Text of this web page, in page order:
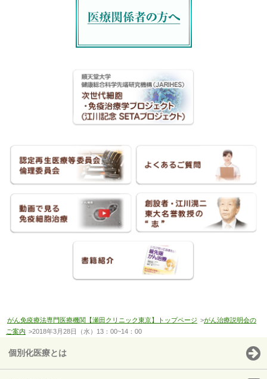
がん免疫療法専門医療機関【瀬田クリニック東京】トップページ >がん治療説明会の
ご案内 >2018年3月28日（水）13：00~14：00
個別化医療とは